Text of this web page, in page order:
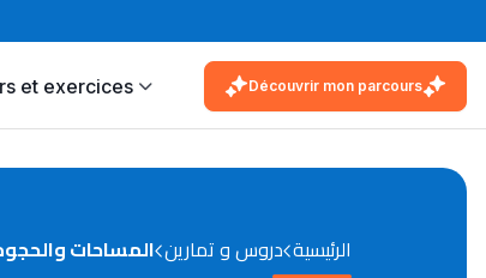
et exercices Découvrir mon parcours
الرئيسية دروس و تمارين المساحات